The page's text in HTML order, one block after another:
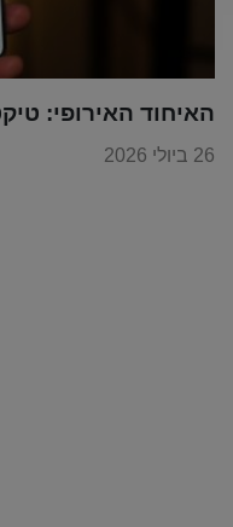
האיחוד האירופי:
26 ביולי 2026